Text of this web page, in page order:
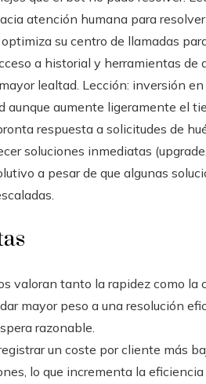
atención humana para
su centro de llamadas
a historial y herramientas de
lealtad. Lección: inversión
aumente ligeramente el
respuesta a solicitudes de
soluciones inmediatas
a pesar de que algunas
valoran tanto la rapidez como la
mayor peso a una resolución
razonable.
un coste por cliente más
lo que incrementa la